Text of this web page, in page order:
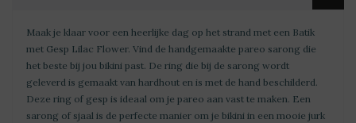
Maak je klaar voor een heerlijke dag op het strand met een Batik
met Gesp Lilac Flower. Vind de handgemaakte pareo sarong die
het beste bij jou bikini past. De ring die bij de sarong wordt
geleverd is gemaakt van hardhout en is met de hand beschilderd.
Deze ring of gesp is ideaal om je pareo aan vast te maken. Een
sarong of sjaal is de perfecte manier om je bikini in een mooie jurk